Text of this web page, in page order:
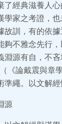
了經典滋養人
學家之考證，
故訓，有的依
夠不雅念先行
源有自，不吝
（《論戴震與
準繩。以文解
源